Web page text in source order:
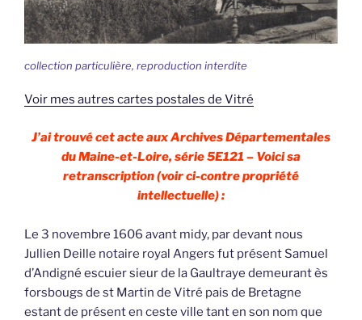
collection particulière, reproduction interdite
Voir mes autres cartes postales de Vitré
J’ai trouvé cet acte aux Archives Départementales
du Maine-et-Loire, série 5E121 – Voici sa
retranscription (voir ci-contre propriété
intellectuelle) :
Le 3 novembre 1606 avant midy, par devant nous
Jullien Deille notaire royal Angers fut présent Samuel
d’Andigné escuier sieur de la Gaultraye demeurant ès
forsbougs de st Martin de Vitré pais de Bretagne
estant de présent en ceste ville tant en son nom que